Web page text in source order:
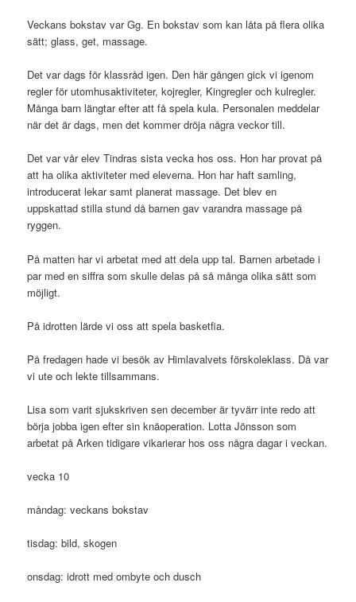
Veckans bokstav var Gg. En bokstav som kan låta på flera olika
sätt; glass, get, massage.
Det var dags för klassråd igen. Den här gången gick vi igenom
regler för utomhusaktiviteter, kojregler, Kingregler och kulregler.
Många barn längtar efter att få spela kula. Personalen meddelar
när det är dags, men det kommer dröja några veckor till.
Det var vår elev Tindras sista vecka hos oss. Hon har provat på
att ha olika aktiviteter med eleverna. Hon har haft samling,
introducerat lekar samt planerat massage. Det blev en
uppskattad stilla stund då barnen gav varandra massage på
ryggen.
På matten har vi arbetat med att dela upp tal. Barnen arbetade i
par med en siffra som skulle delas på så många olika sätt som
möjligt.
På idrotten lärde vi oss att spela basketfia.
På fredagen hade vi besök av Himlavalvets förskoleklass. Då var
vi ute och lekte tillsammans.
Lisa som varit sjukskriven sen december är tyvärr inte redo att
börja jobba igen efter sin knäoperation. Lotta Jönsson som
arbetat på Arken tidigare vikarierar hos oss några dagar i veckan.
vecka 10
måndag: veckans bokstav
tisdag: bild, skogen
onsdag: idrott med ombyte och dusch